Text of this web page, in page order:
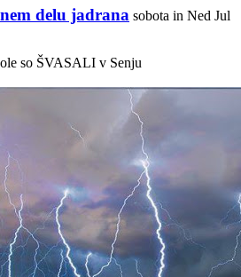
delu jadrana sobota in Ned Jul
so ŠVASALI v Senju